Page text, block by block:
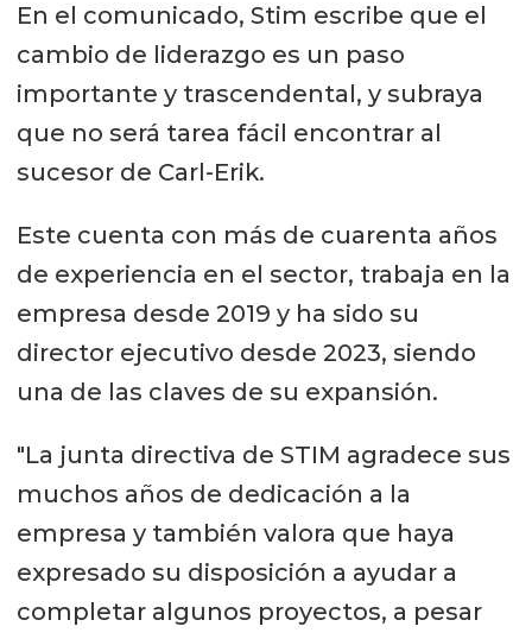
En el comunicado, Stim escribe que el
cambio de liderazgo es un paso
importante y trascendental, y subraya
que no será tarea fácil encontrar al
sucesor de Carl-Erik.
Este cuenta con más de cuarenta años
de experiencia en el sector, trabaja en la
empresa desde 2019 y ha sido su
director ejecutivo desde 2023, siendo
una de las claves de su expansión.
"La junta directiva de STIM agradece sus
muchos años de dedicación a la
empresa y también valora que haya
expresado su disposición a ayudar a
completar algunos proyectos, a pesar